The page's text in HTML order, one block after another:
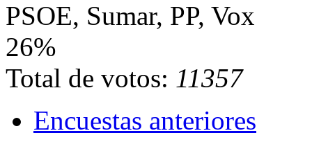
PSOE, Sumar, PP, Vox
26%
Total de votos: 11357
Encuestas anteriores